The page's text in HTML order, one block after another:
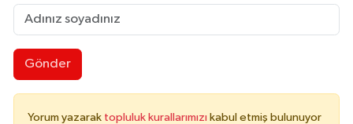
Gönder
Yorum yazarak topluluk kurallarımızı kabul etmiş bulunuyor